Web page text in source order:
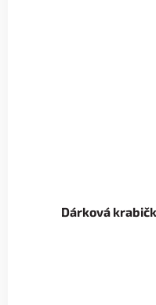
Dárková